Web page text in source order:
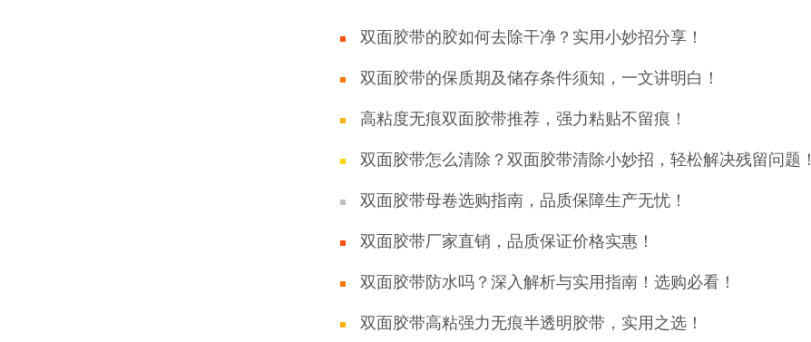
双面胶带的胶如何去除干净？实用小妙招分享！
双面胶带的保质期及储存条件须知，一文讲明白！
高粘度无痕双面胶带推荐，强力粘贴不留痕！
双面胶带怎么清除？双面胶带清除小妙招，轻松解决残留问题！
双面胶带母卷选购指南，品质保障生产无忧！
双面胶带厂家直销，品质保证价格实惠！
双面胶带防水吗？深入解析与实用指南！选购必看！
双面胶带高粘强力无痕半透明胶带，实用之选！